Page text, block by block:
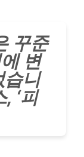
꾸준
변
습니
‘피